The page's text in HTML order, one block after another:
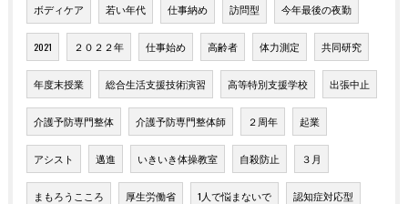
ボディケア 若い年代 仕事納め 訪問型 今年最後の夜勤
2021 ２０２２年 仕事始め 高齢者 体力測定 共同研究
年度末授業 総合生活支援技術演習 高等特別支援学校 出張中止
介護予防専門整体 介護予防専門整体師 ２周年 起業
アシスト 邁進 いきいき体操教室 自殺防止 ３月
まもろうこころ 厚生労働省 1人で悩まないで 認知症対応型